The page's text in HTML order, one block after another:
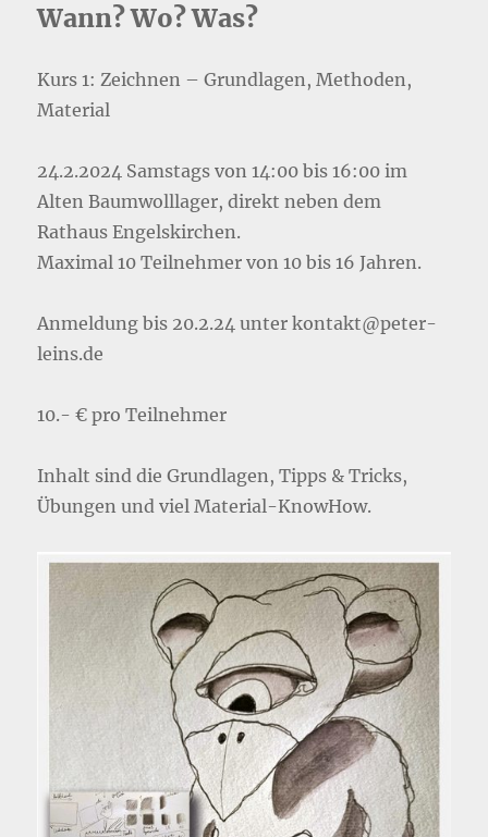
Wann? Wo? Was?
Kurs 1: Zeichnen – Grundlagen, Methoden,
Material
24.2.2024 Samstags von 14:00 bis 16:00 im
Alten Baumwolllager, direkt neben dem
Rathaus Engelskirchen.
Maximal 10 Teilnehmer von 10 bis 16 Jahren.
Anmeldung bis 20.2.24 unter kontakt@peter-
leins.de
10.- € pro Teilnehmer
Inhalt sind die Grundlagen, Tipps & Tricks,
Übungen und viel Material-KnowHow.